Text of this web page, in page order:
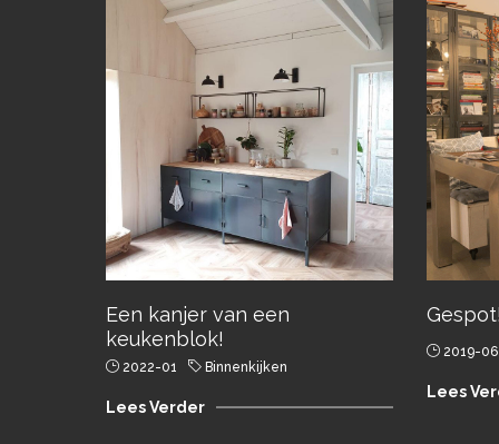
Een kanjer van een
keukenblok!
2022-01 Binnenkijken
Lees Verder
2019-06
Lees